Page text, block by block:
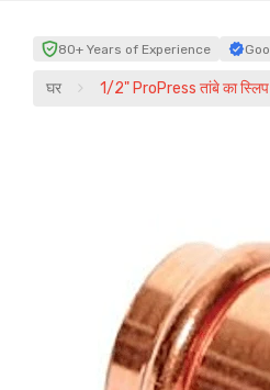
80+ Years of Experience
घर 1/2" ProPress तांबे का